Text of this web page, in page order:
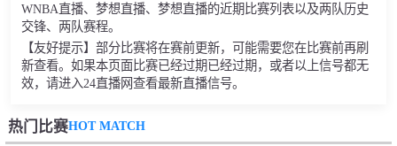
WNBA直播、梦想直播、梦想直播的近期比赛列表以及两队历史
交锋、两队赛程。
【友好提示】部分比赛将在赛前更新，可能需要您在比赛前再刷
新查看。如果本页面比赛已经过期已经过期，或者以上信号都无
效，请进入24直播网查看最新直播信号。
热门比赛HOT MATCH